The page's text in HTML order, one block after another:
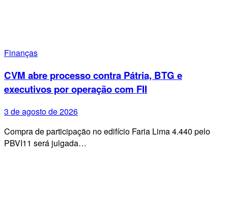
Finanças
CVM abre processo contra Pátria, BTG e
executivos por operação com FII
3 de agosto de 2026
Compra de participação no edifício Faria Lima 4.440 pelo
PBVI11 será julgada…